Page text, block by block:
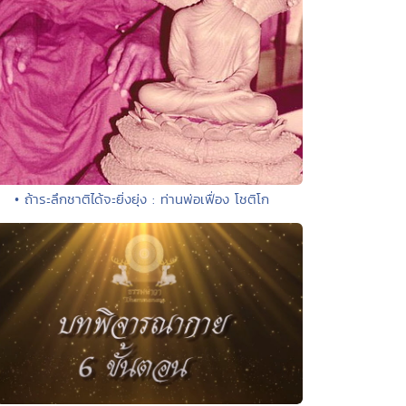
• ถ้าระลึกชาติได้จะยิ่งยุ่ง : ท่านพ่อเฟื่อง โชติโก